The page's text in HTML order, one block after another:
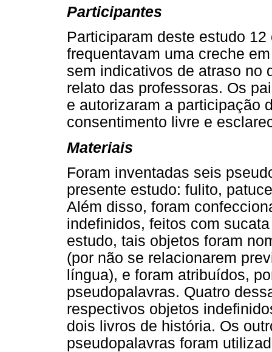
Participantes
Participaram deste estudo
frequentavam uma creche
sem indicativos de atraso no
relato das professoras. Os
e autorizaram a participação
consentimento livre e
Materiais
Foram inventadas seis
presente estudo: fulito,
Além disso, foram
indefinidos, feitos com
estudo, tais objetos foram
(por não se relacionarem
língua), e foram atribuídos,
pseudopalavras. Quatro
respectivos objetos
dois livros de história. Os
pseudopalavras foram